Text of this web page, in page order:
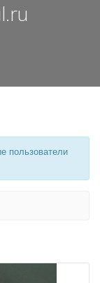
пользователи